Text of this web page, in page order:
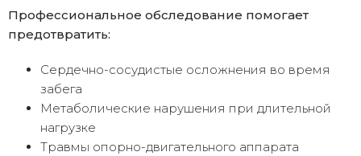
Профессиональное обследование помогает
предотвратить:
Сердечно-сосудистые осложнения во время
забега
Метаболические нарушения при длительной
нагрузке
Травмы опорно-двигательного аппарата